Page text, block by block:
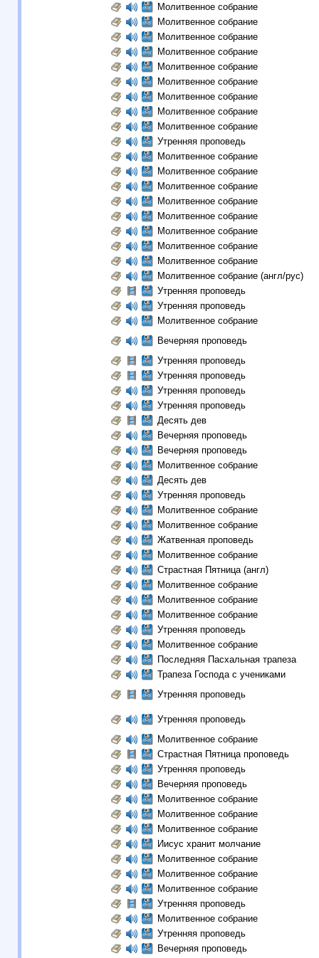
Молитвенное собрание
Молитвенное собрание
Молитвенное собрание
Молитвенное собрание
Молитвенное собрание
Молитвенное собрание
Молитвенное собрание
Молитвенное собрание
Молитвенное собрание
Утренняя проповедь
Молитвенное собрание
Молитвенное собрание
Молитвенное собрание
Молитвенное собрание
Молитвенное собрание
Молитвенное собрание
Молитвенное собрание
Молитвенное собрание
Молитвенное собрание (англ/рус)
Утренняя проповедь
Утренняя проповедь
Молитвенное собрание
Вечерняя проповедь
Утренняя проповедь
Утренняя проповедь
Утренняя проповедь
Утренняя проповедь
Десять дев
Вечерняя проповедь
Вечерняя проповедь
Молитвенное собрание
Десять дев
Утренняя проповедь
Молитвенное собрание
Молитвенное собрание
Жатвенная проповедь
Молитвенное собрание
Страстная Пятница (англ)
Молитвенное собрание
Молитвенное собрание
Молитвенное собрание
Утренняя проповедь
Молитвенное собрание
Последняя Пасхальная трапеза
Трапеза Господа с учениками
Утренняя проповедь
Утренняя проповедь
Молитвенное собрание
Страстная Пятница проповедь
Утренняя проповедь
Вечерняя проповедь
Молитвенное собрание
Молитвенное собрание
Молитвенное собрание
Иисус хранит молчание
Молитвенное собрание
Молитвенное собрание
Молитвенное собрание
Утренняя проповедь
Молитвенное собрание
Утренняя проповедь
Вечерняя проповедь